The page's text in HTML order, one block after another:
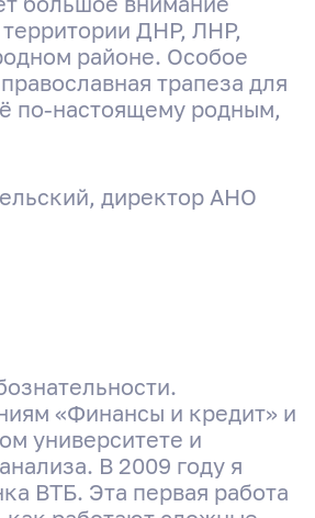
ДНР, ЛНР,
районе. Особое
трапеза для
по-настоящему родным,
директор АНО
«Финансы и кредит» и
университете и
В 2009 году я
ВТБ. Эта первая работа